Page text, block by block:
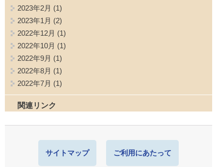
2023年2月 (1)
2023年1月 (2)
2022年12月 (1)
2022年10月 (1)
2022年9月 (1)
2022年8月 (1)
2022年7月 (1)
関連リンク
サイトマップ ご利用にあたって